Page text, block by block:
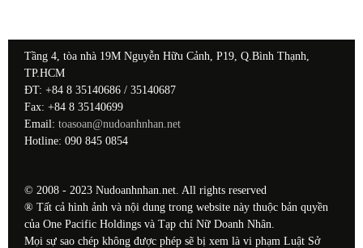
Tầng 4, tòa nhà 19M Nguyễn Hữu Cảnh, P19, Q.Bình Thạnh,
TP.HCM
ĐT: +84 8 35140686 / 35140687
Fax: +84 8 35140699
Email: toasoan@nudoanhnhan.net
Hotline: 090 845 0854
© 2008 - 2023 Nudoanhnhan.net. All rights reserved
® Tất cả hình ảnh và nội dung trong website này thuộc bản quyền
của One Pacific Holdings và Tạp chí Nữ Doanh Nhân.
Mọi sự sao chép không được phép sẽ bị xem là vi phạm Luật Sở